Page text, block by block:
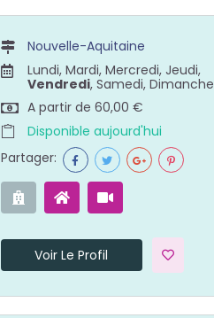
Nouvelle-Aquitaine
Lundi, Mardi, Mercredi, Jeudi,
Vendredi, Samedi, Dimanche
A partir de 60,00 €
Disponible aujourd'hui
Partager:
Voir Le Profil